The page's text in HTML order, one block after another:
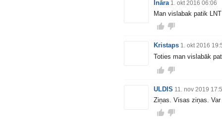
Ināra 1. okt 2016 06:06
Man vislabak patik
Kristaps 1. okt 2016
Toties man vislabāk
ULDIS 11. nov 2019
Ziņas. Visas ziņas.